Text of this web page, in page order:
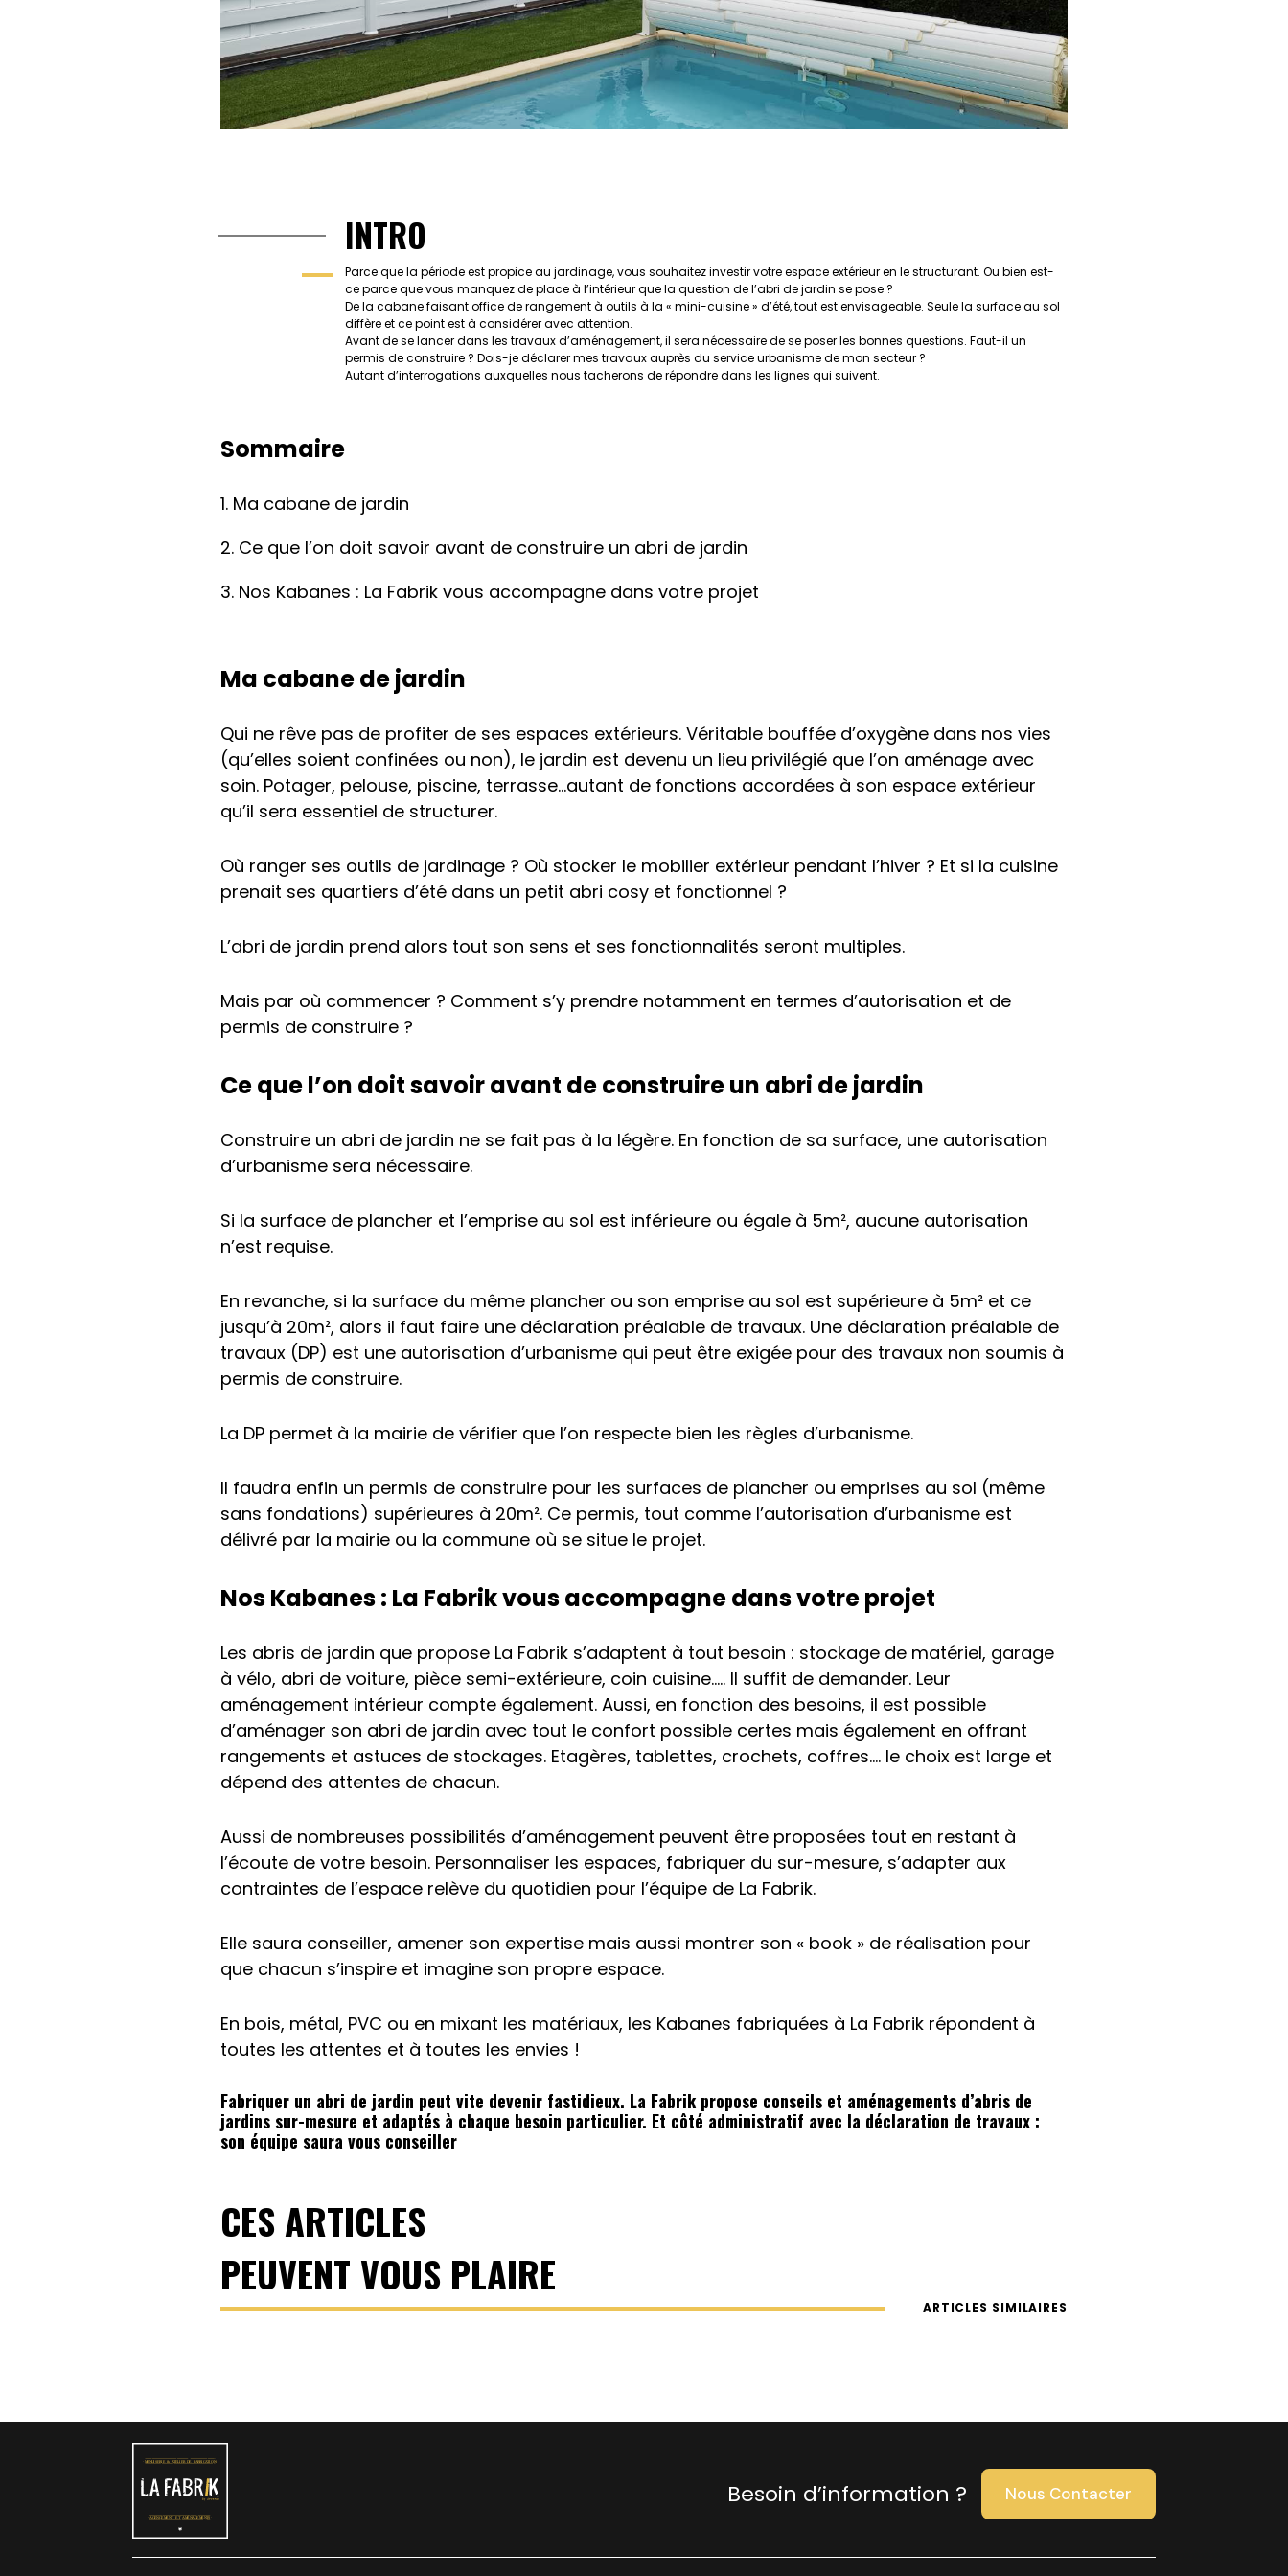
INTRO
Parce que la période est propice au jardinage, vous souhaitez investir votre espace extérieur en le structurant. Ou bien est-
ce parce que vous manquez de place à l’intérieur que la question de l’abri de jardin se pose ?
De la cabane faisant office de rangement à outils à la « mini-cuisine » d’été, tout est envisageable. Seule la surface au sol
diffère et ce point est à considérer avec attention.
Avant de se lancer dans les travaux d’aménagement, il sera nécessaire de se poser les bonnes questions. Faut-il un
permis de construire ? Dois-je déclarer mes travaux auprès du service urbanisme de mon secteur ?
Autant d’interrogations auxquelles nous tacherons de répondre dans les lignes qui suivent.
Sommaire
Ma cabane de jardin
Ce que l’on doit savoir avant de construire un abri de jardin
Nos Kabanes : La Fabrik vous accompagne dans votre projet
Ma cabane de jardin
Qui ne rêve pas de profiter de ses espaces extérieurs. Véritable bouffée d’oxygène dans nos vies
(qu’elles soient confinées ou non), le jardin est devenu un lieu privilégié que l’on aménage avec
soin. Potager, pelouse, piscine, terrasse…autant de fonctions accordées à son espace extérieur
qu’il sera essentiel de structurer.
Où ranger ses outils de jardinage ? Où stocker le mobilier extérieur pendant l’hiver ? Et si la cuisine
prenait ses quartiers d’été dans un petit abri cosy et fonctionnel ?
L’abri de jardin prend alors tout son sens et ses fonctionnalités seront multiples.
Mais par où commencer ? Comment s’y prendre notamment en termes d’autorisation et de
permis de construire ?
Ce que l’on doit savoir avant de construire un abri de jardin
Construire un abri de jardin ne se fait pas à la légère. En fonction de sa surface, une autorisation
d’urbanisme sera nécessaire.
Si la surface de plancher et l’emprise au sol est inférieure ou égale à 5m², aucune autorisation
n’est requise.
En revanche, si la surface du même plancher ou son emprise au sol est supérieure à 5m² et ce
jusqu’à 20m², alors il faut faire une déclaration préalable de travaux. Une déclaration préalable de
travaux (DP) est une autorisation d’urbanisme qui peut être exigée pour des travaux non soumis à
permis de construire.
La DP permet à la mairie de vérifier que l’on respecte bien les règles d’urbanisme.
Il faudra enfin un permis de construire pour les surfaces de plancher ou emprises au sol (même
sans fondations) supérieures à 20m². Ce permis, tout comme l’autorisation d’urbanisme est
délivré par la mairie ou la commune où se situe le projet.
Nos Kabanes : La Fabrik vous accompagne dans votre projet
Les abris de jardin que propose La Fabrik s’adaptent à tout besoin : stockage de matériel, garage
à vélo, abri de voiture, pièce semi-extérieure, coin cuisine….. Il suffit de demander. Leur
aménagement intérieur compte également. Aussi, en fonction des besoins, il est possible
d’aménager son abri de jardin avec tout le confort possible certes mais également en offrant
rangements et astuces de stockages. Etagères, tablettes, crochets, coffres…. le choix est large et
dépend des attentes de chacun.
Aussi de nombreuses possibilités d’aménagement peuvent être proposées tout en restant à
l’écoute de votre besoin. Personnaliser les espaces, fabriquer du sur-mesure, s’adapter aux
contraintes de l’espace relève du quotidien pour l’équipe de La Fabrik.
Elle saura conseiller, amener son expertise mais aussi montrer son « book » de réalisation pour
que chacun s’inspire et imagine son propre espace.
En bois, métal, PVC ou en mixant les matériaux, les Kabanes fabriquées à La Fabrik répondent à
toutes les attentes et à toutes les envies !
Fabriquer un abri de jardin peut vite devenir fastidieux. La Fabrik propose conseils et aménagements d’abris de
jardins sur-mesure et adaptés à chaque besoin particulier. Et côté administratif avec la déclaration de travaux :
son équipe saura vous conseiller
CES ARTICLES
PEUVENT VOUS PLAIRE
ARTICLES SIMILAIRES
Besoin d’information ? Nous Contacter